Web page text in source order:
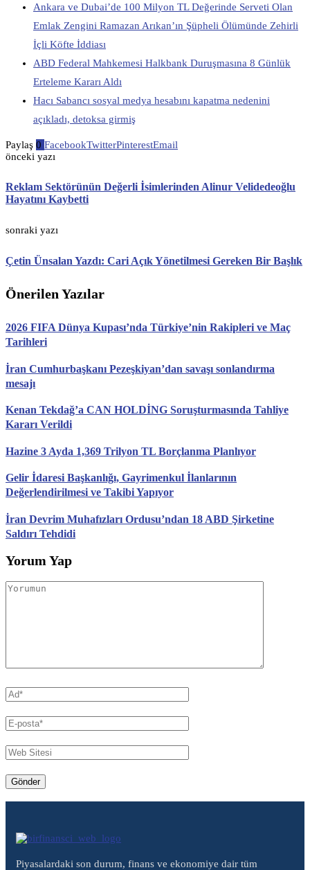
Ankara ve Dubai’de 100 Milyon TL Değerinde Serveti Olan
Emlak Zengini Ramazan Arıkan’ın Şüpheli Ölümünde Zehirli
İçli Köfte İddiası
ABD Federal Mahkemesi Halkbank Duruşmasına 8 Günlük
Erteleme Kararı Aldı
Hacı Sabancı sosyal medya hesabını kapatma nedenini
açıkladı, detoksa girmiş
Paylaş 0 FacebookTwitterPinterestEmail
önceki yazı
Reklam Sektörünün Değerli İsimlerinden Alinur Velidedeoğlu
Hayatını Kaybetti
sonraki yazı
Çetin Ünsalan Yazdı: Cari Açık Yönetilmesi Gereken Bir Başlık
Önerilen Yazılar
2026 FIFA Dünya Kupası’nda Türkiye’nin Rakipleri ve Maç
Tarihleri
İran Cumhurbaşkanı Pezeşkiyan’dan savaşı sonlandırma
mesajı
Kenan Tekdağ’a CAN HOLDİNG Soruşturmasında Tahliye
Kararı Verildi
Hazine 3 Ayda 1,369 Trilyon TL Borçlanma Planlıyor
Gelir İdaresi Başkanlığı, Gayrimenkul İlanlarının
Değerlendirilmesi ve Takibi Yapıyor
İran Devrim Muhafızları Ordusu’ndan 18 ABD Şirketine
Saldırı Tehdidi
Yorum Yap
Piyasalardaki son durum, finans ve ekonomiye dair tüm